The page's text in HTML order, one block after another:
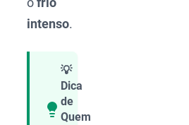
intenso.
💡
Dica
de
Quem